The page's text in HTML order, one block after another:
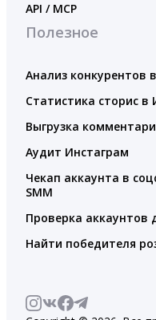
API / MCP
Полезное
Анализ конкурентов
Статистика сторис в
Выгрузка
Аудит Инстаграм
Чекап аккаунта в
SMM
Проверка аккаунтов
Найти победителя